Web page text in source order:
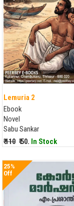
Lemuria 2
Ebook
Novel
Sabu Sankar
₹ 110 ₹ 50. In Stock
25%
Off